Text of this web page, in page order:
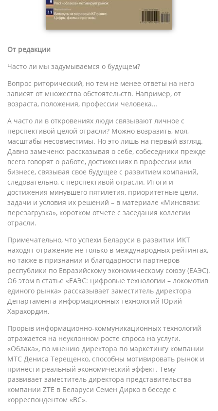
От редакции
Часто ли мы задумываемся о будущем?
Вопрос риторический, но тем не менее ответы на него
зависят от множества обстоятельств. Например, от
возраста, положения, профессии человека…
А часто ли в откровениях люди связывают личное с
перспективой целой отрасли? Можно возразить, мол,
масштабы несовместимы. Но это лишь на первый взгляд.
Давно замечено: рассказывая о себе, собеседники прежде
всего говорят о работе, достижениях в профессии или
бизнесе, связывая свое будущее с развитием компаний,
следовательно, с перспективой отрасли. Итоги и
достижения минувшего пятилетия, приоритетные цели,
задачи и условия их решений – в материале «Минсвязи:
перезагрузка», коротком отчете с заседания коллегии
отрасли.
Примечательно, что успехи Беларуси в развитии ИКТ
находят отражение не только в международных рейтингах,
но также в признании и благодарности партнеров
республики по Евразийскому экономическому союзу (ЕАЭС).
Об этом в статье «ЕАЭС: цифровые технологии – локомотив
единого рынка» рассказывает заместитель директора
Департамента информационных технологий Юрий
Харахордин.
Прорыв информационно-коммуникационных технологий
отражается на неуклонном росте спроса на услуги.
«Облака», по мнению директора по маркетингу компании
МТС Дениса Терещенко, способны мотивировать рынок и
принести реальный экономический эффект. Тему
развивает заместитель директора представительства
компании ZTE в Беларуси Семен Дирко в беседе с
корреспондентом «ВС».